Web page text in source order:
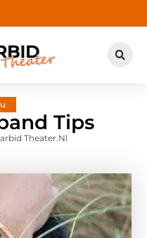
Tips
Theater.nl